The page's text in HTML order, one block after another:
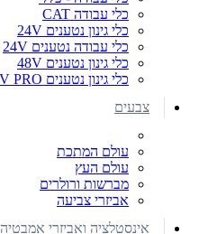
כלי עבודה CAT
כלי גינון נטענים 24V
כלי עבודה נטענים 24V
כלי גינון נטענים 48V
כלי גינון נטענים 80V PRO
צבעים
עולם המתכת
עולם העץ
מברשות ורולרים
אביזרי צביעה
אינסטלציה ואביזרי אמבטיה